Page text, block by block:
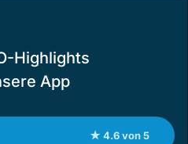
Highlights
App
★ 4.6 von 5